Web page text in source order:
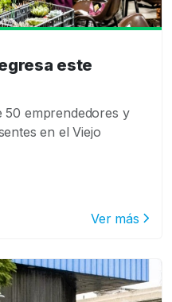
este
50 emprendedores y
en el Viejo
Ver más